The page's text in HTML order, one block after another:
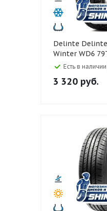
Delinte Delinte 155/80 R13
Winter WD6
Есть в
3 320 руб.